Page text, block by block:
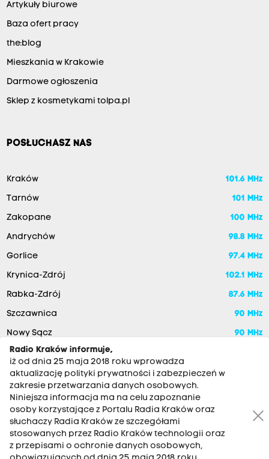
Artykuły biurowe
Baza ofert pracy
the:blog
Mieszkania w Krakowie
Darmowe ogłoszenia
Sklep z kosmetykami tolpa.pl
POSŁUCHASZ NAS
Kraków 101.6 MHz
Tarnów 101 MHz
Zakopane 100 MHz
Andrychów 98.8 MHz
Gorlice 97.4 MHz
Krynica-Zdrój 102.1 MHz
Rabka-Zdrój 87.6 MHz
Szczawnica 90 MHz
Nowy Sącz 90 MHz
RADIO KRAKÓW SA. Aleja Juliusza Słowackiego 22, 30-007
Kraków
Radio Kraków informuje,
iż od dnia 25 maja 2018 roku wprowadza
aktualizację polityki prywatności i zabezpieczeń w
zakresie przetwarzania danych osobowych.
Niniejsza informacja ma na celu zapoznanie
osoby korzystające z Portalu Radia Kraków oraz
słuchaczy Radia Kraków ze szczegółami
stosowanych przez Radio Kraków technologii oraz
z przepisami o ochronie danych osobowych,